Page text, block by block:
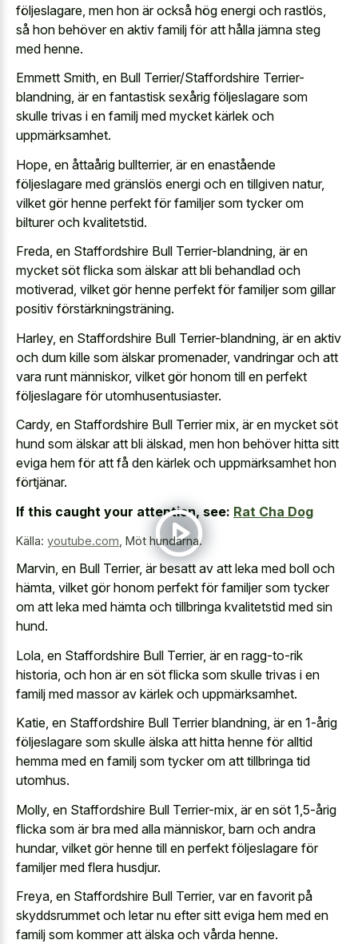
följeslagare, men hon är också hög energi och rastlös,
så hon behöver en aktiv familj för att hålla jämna steg
med henne.
Emmett Smith, en Bull Terrier/Staffordshire Terrier-
blandning, är en fantastisk sexårig följeslagare som
skulle trivas i en familj med mycket kärlek och
uppmärksamhet.
Hope, en åttaårig bullterrier, är en enastående
följeslagare med gränslös energi och en tillgiven natur,
vilket gör henne perfekt för familjer som tycker om
bilturer och kvalitetstid.
Freda, en Staffordshire Bull Terrier-blandning, är en
mycket söt flicka som älskar att bli behandlad och
motiverad, vilket gör henne perfekt för familjer som gillar
positiv förstärkningsträning.
Harley, en Staffordshire Bull Terrier-blandning, är en aktiv
och dum kille som älskar promenader, vandringar och att
vara runt människor, vilket gör honom till en perfekt
följeslagare för utomhusentusiaster.
Cardy, en Staffordshire Bull Terrier mix, är en mycket söt
hund som älskar att bli älskad, men hon behöver hitta sitt
eviga hem för att få den kärlek och uppmärksamhet hon
förtjänar.
If this caught your attention, see: Rat Cha Dog
Källa: youtube.com Möt hundarna.
Marvin, en Bull Terrier, är besatt av att leka med boll och
hämta, vilket gör honom perfekt för familjer som tycker
om att leka med hämta och tillbringa kvalitetstid med sin
hund.
Lola, en Staffordshire Bull Terrier, är en ragg-to-rik
historia, och hon är en söt flicka som skulle trivas i en
familj med massor av kärlek och uppmärksamhet.
Katie, en Staffordshire Bull Terrier blandning, är en 1-årig
följeslagare som skulle älska att hitta henne för alltid
hemma med en familj som tycker om att tillbringa tid
utomhus.
Molly, en Staffordshire Bull Terrier-mix, är en söt 1,5-årig
flicka som är bra med alla människor, barn och andra
hundar, vilket gör henne till en perfekt följeslagare för
familjer med flera husdjur.
Freya, en Staffordshire Bull Terrier, var en favorit på
skyddsrummet och letar nu efter sitt eviga hem med en
familj som kommer att älska och vårda henne.